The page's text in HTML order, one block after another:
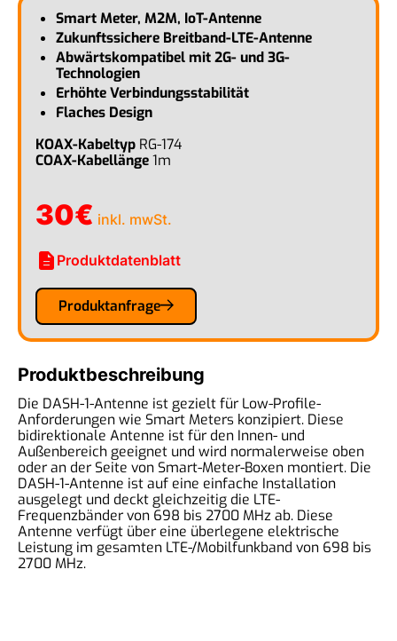
Smart Meter, M2M, IoT-Antenne
Zukunftssichere Breitband-LTE-Antenne
Abwärtskompatibel mit 2G- und 3G-
Technologien
Erhöhte Verbindungsstabilität
Flaches Design
KOAX-Kabeltyp RG-174
COAX-Kabellänge1m
30€ inkl. mwSt.
description Produktdatenblatt
Produktanfrage
Produktbeschreibung
Die DASH-1-Antenne ist gezielt für Low-Profile-
Anforderungen wie Smart Meters konzipiert. Diese
bidirektionale Antenne ist für den Innen- und
Außenbereich geeignet und wird normalerweise oben
oder an der Seite von Smart-Meter-Boxen montiert. Die
DASH-1-Antenne ist auf eine einfache Installation
ausgelegt und deckt gleichzeitig die LTE-
Frequenzbänder von 698 bis 2700 MHz ab. Diese
Antenne verfügt über eine überlegene elektrische
Leistung im gesamten LTE-/Mobilfunkband von 698 bis
2700 MHz.